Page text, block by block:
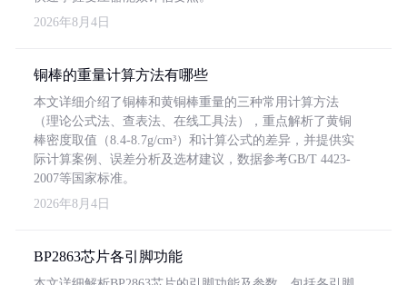
2026年8月4日
铜棒的重量计算方法有哪些
本文详细介绍了铜棒和黄铜棒重量的三种常用计算方法
（理论公式法、查表法、在线工具法），重点解析了黄铜
棒密度取值（8.4-8.7g/cm³）和计算公式的差异，并提供实
际计算案例、误差分析及选材建议，数据参考GB/T 4423-
2007等国家标准。
2026年8月4日
BP2863芯片各引脚功能